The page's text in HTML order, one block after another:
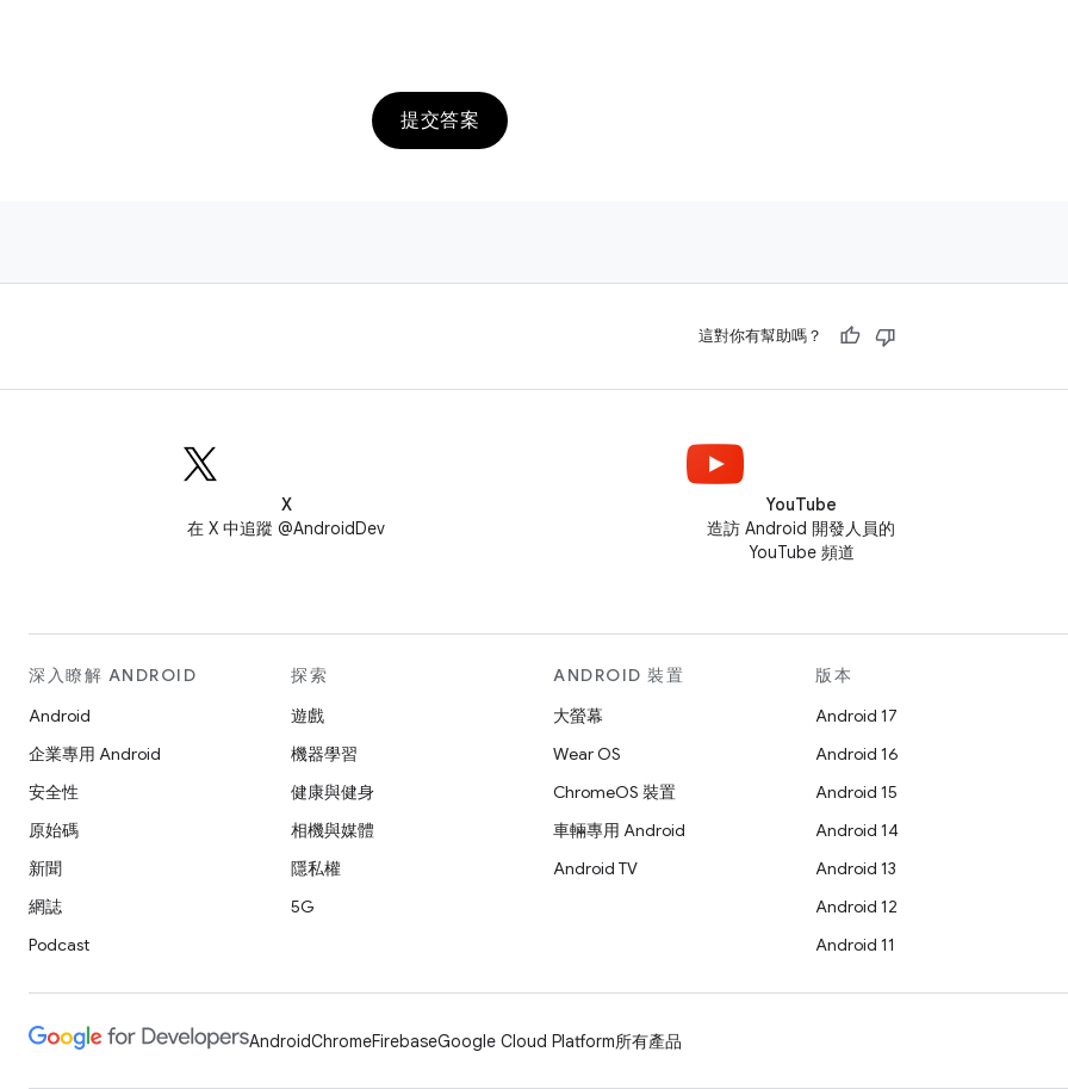
提交答案
這對你有幫助嗎？
X
在 X 中追蹤 @AndroidDev
YouTube
造訪 Android 開發人員的
YouTube 頻道
深入瞭解 ANDROID
Android
企業專用 Android
安全性
原始碼
新聞
網誌
Podcast
探索
遊戲
機器學習
健康與健身
相機與媒體
隱私權
5G
ANDROID 裝置
大螢幕
Wear OS
ChromeOS 裝置
車輛專用 Android
Android TV
版本
Android 17
Android 16
Android 15
Android 14
Android 13
Android 12
Android 11
AndroidChromeFirebaseGoogle Cloud Platform所有產品